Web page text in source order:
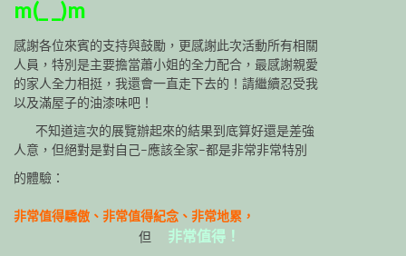
m(_ _)m
感謝各位來賓的支持與鼓勵，更感謝此次活動所有相關
人員，特別是主要擔當蕭小姐的全力配合，最感謝親愛
的家人全力相挺，我還會一直走下去的！請繼續忍受我
以及滿屋子的油漆味吧！
不知道這次的展覽辦起來的結果到底算好還是差強
人意，但絕對是對自己–應該全家–都是非常非常特別
的體驗：
非常值得驕傲、非常值得紀念、非常地累，
但 非常值得！